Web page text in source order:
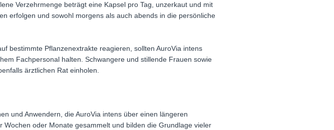
Verzehrmenge beträgt eine Kapsel pro Tag, unzerkaut und mit
erfolgen und sowohl morgens als auch abends in die persönliche
bestimmte Pflanzenextrakte reagieren, sollten AuroVia intens
Fachpersonal halten. Schwangere und stillende Frauen sowie
ärztlichen Rat einholen.
und Anwendern, die AuroVia intens über einen längeren
oder Monate gesammelt und bilden die Grundlage vieler